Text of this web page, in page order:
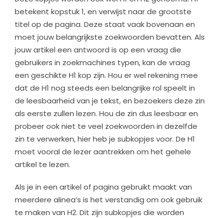
betekent kopstuk 1, en verwijst naar de grootste
titel op de pagina. Deze staat vaak bovenaan en
moet jouw belangrijkste zoekwoorden bevatten. Als
jouw artikel een antwoord is op een vraag die
gebruikers in zoekmachines typen, kan de vraag
een geschikte H1 kop zijn. Hou er wel rekening mee
dat de H1 nog steeds een belangrijke rol speelt in
de leesbaarheid van je tekst, en bezoekers deze zin
als eerste zullen lezen. Hou de zin dus leesbaar en
probeer ook niet te veel zoekwoorden in dezelfde
zin te verwerken, hier heb je subkopjes voor. De H1
moet vooral de lezer aantrekken om het gehele
artikel te lezen.
Als je in een artikel of pagina gebruikt maakt van
meerdere alinea’s is het verstandig om ook gebruik
te maken van H2. Dit zijn subkopjes die worden